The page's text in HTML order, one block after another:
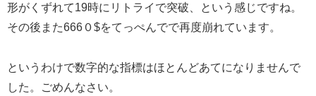
形がくずれて19時にリトライで突破、という感じですね。
その後また666０$をてっぺんでで再度崩れています。
というわけで数字的な指標はほとんどあてになりませんで
した。ごめんなさい。